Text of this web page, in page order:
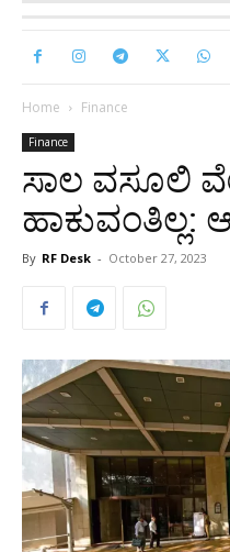
Home Finance
Finance
ಸಾಲ ವಸೂಲಿ
By RF Desk - October 27, 2023